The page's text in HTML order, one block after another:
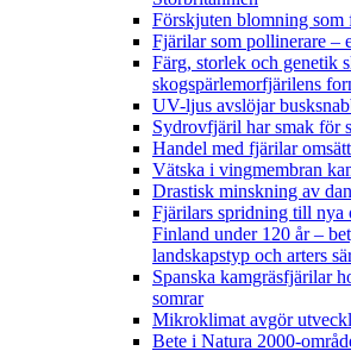
Förskjuten blomning som
Fjärilar som pollinerare –
Färg, storlek och genetik
skogspärlemorfjärilens
UV-ljus avslöjar
Sydrovfjäril har smak för
Handel med fjärilar
Vätska i vingmembran
Drastisk minskning av
Fjärilars spridning till nya
Finland under 120 år–
landskapstyp och arters
Spanska kamgräsfjärilar
somrar
Mikroklimat avgör
Bete i Natura 2000-